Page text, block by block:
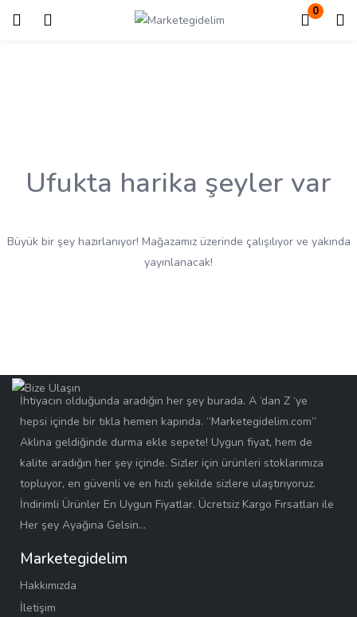
0
Giriş Kayıt ol
Ufukta harika şeyler var
Büyük bir şey hazırlanıyor! Mağazamız üzerinde çalışılıyor ve yakında
yayınlanacak!
İhtiyacın olduğunda aradığın her şey burada. A ‘dan Z ‘ye
hepsi içinde bir tıkla hemen kapında. “Marketegidelim.com”
Aklına geldiğinde durma ekle sepete! Uygun fiyat, hem de
kalite aradığın her şey içinde. Sizler için ürünleri stoklarımıza
topluyor, en güvenli ve en hızlı şekilde sizlere ulaştırıyoruz.
İndirimli Ürünler En Uygun Fiyatlar. Ücretsiz Kargo Fırsatları ile
Her şey Ayağına Gelsin…
Marketegidelim
Hakkımızda
İletişim